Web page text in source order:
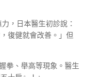
，日本醫生初診說：
復健就會改善。」但
拳、舉高等現象。醫生